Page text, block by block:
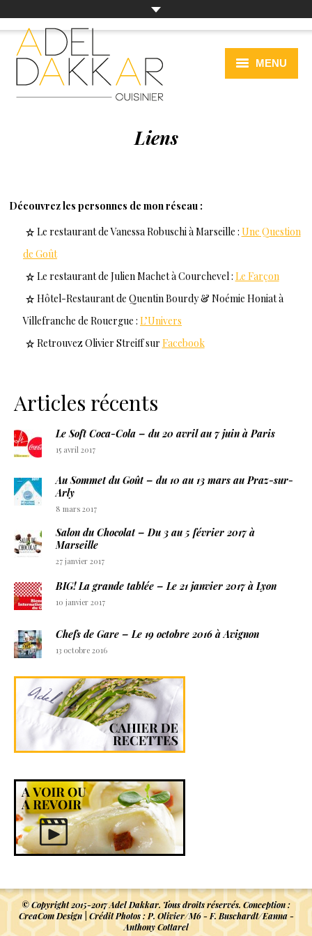
MENU
PRÉSENTATION
ACTUALITÉS
A VOIR OU À REVOIR
Liens
Découvrez les personnes de mon réseau :
Le restaurant de Vanessa Robuschi à Marseille : Une Question
de Goût
Le restaurant de Julien Machet à Courchevel : Le Farçon
Hôtel-Restaurant de Quentin Bourdy & Noémie Honiat à
Villefranche de Rouergue : L’Univers
Retrouvez Olivier Streiff sur Facebook
Articles récents
Le Soft Coca-Cola – du 20 avril au 7 juin à Paris
15 avril 2017
Au Sommet du Goût – du 10 au 13 mars au Praz-sur-
Arly
8 mars 2017
Salon du Chocolat – Du 3 au 5 février 2017 à
Marseille
27 janvier 2017
BIG! La grande tablée – Le 21 janvier 2017 à Lyon
10 janvier 2017
Chefs de Gare – Le 19 octobre 2016 à Avignon
13 octobre 2016
© Copyright 2015-2017 Adel Dakkar. Tous droits réservés. Conception :
CreaCom Design| Crédit Photos : P. Olivier/M6 - F. Buschardt/Eanna -
Anthony Cottarel